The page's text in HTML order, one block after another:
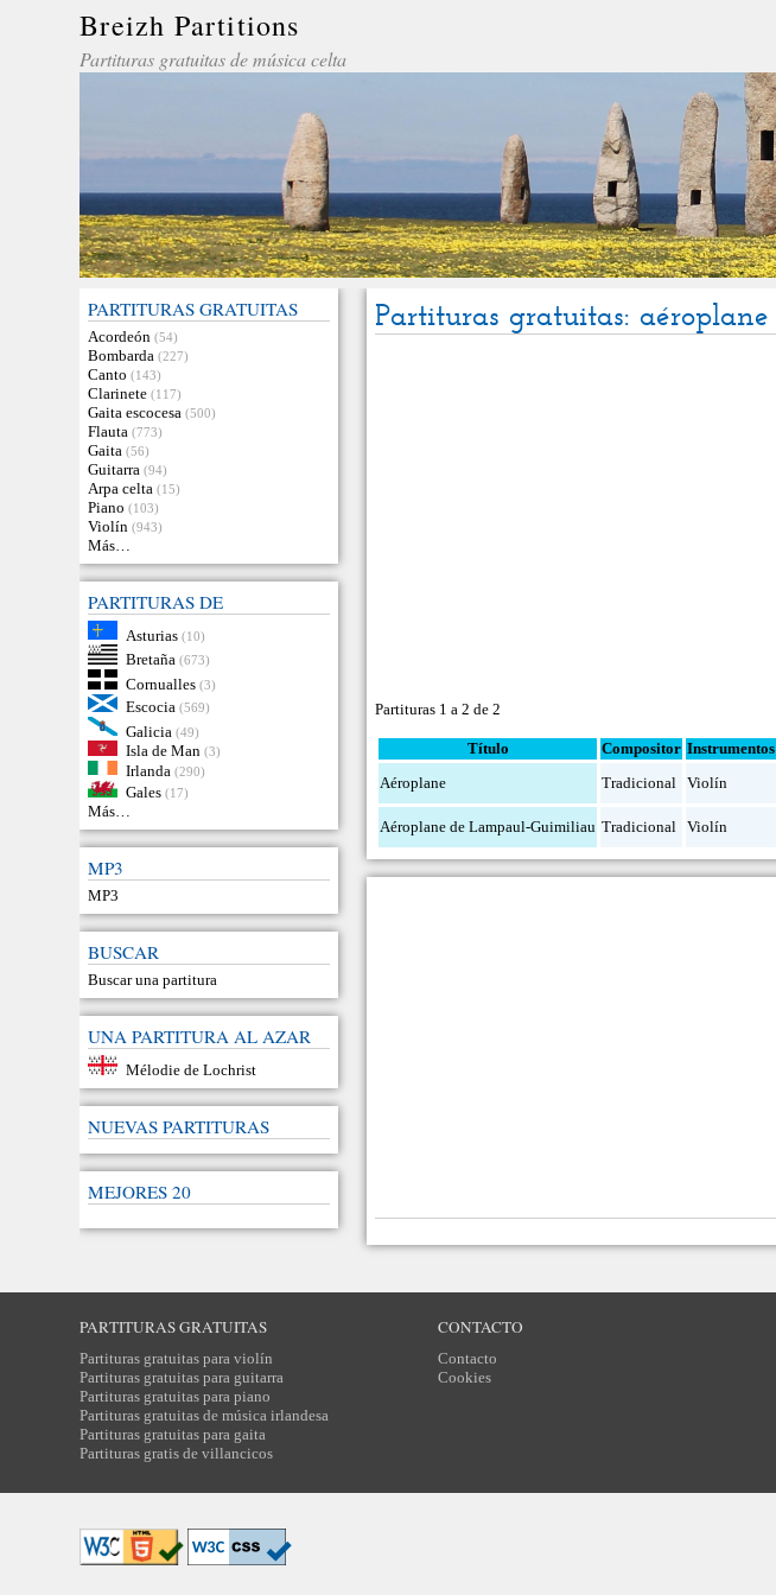
Breizh Partitions
Partituras gratuitas de música celta
PARTITURAS GRATUITAS
Acordeón (54)
Bombarda (227)
Canto (143)
Clarinete (117)
Gaita escocesa (500)
Flauta (773)
Gaita (56)
Guitarra (94)
Arpa celta (15)
Piano (103)
Violín (943)
Más…
PARTITURAS DE
Asturias (10)
Bretaña (673)
Cornualles (3)
Escocia (569)
Galicia (49)
Isla de Man (3)
Irlanda (290)
Gales (17)
Más…
MP3
MP3
BUSCAR
Buscar una partitura
UNA PARTITURA AL AZAR
Mélodie de Lochrist
NUEVAS PARTITURAS
MEJORES 20
Partituras gratuitas: aéroplane
Partituras 1 a 2 de 2
Título Compositor Instrumentos
Aéroplane
Tradicional Violín
Aéroplane de Lampaul-Guimiliau Tradicional Violín
PARTITURAS GRATUITAS
Partituras gratuitas para violín
Partituras gratuitas para guitarra
Partituras gratuitas para piano
Partituras gratuitas de música irlandesa
Partituras gratuitas para gaita
Partituras gratis de villancicos
CONTACTO
Contacto
Cookies